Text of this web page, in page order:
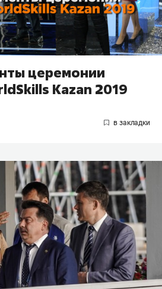
церемонии
Kazan 2019